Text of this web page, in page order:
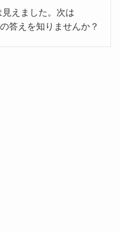
えました。次は
答えを知りませんか？